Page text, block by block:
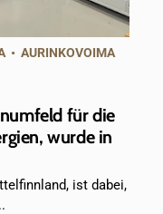
•AURINKOVOIMA
für die
wurde in
ist dabei,